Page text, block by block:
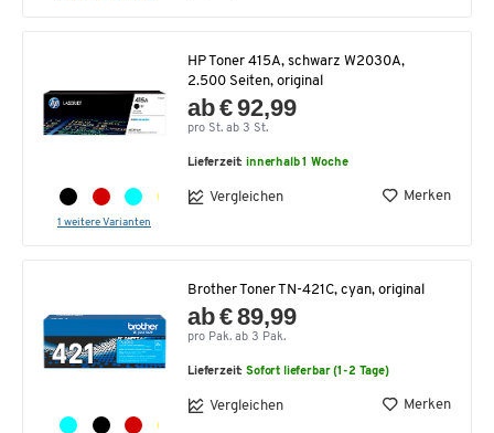
1 weitere Varianten
HP Toner 415A, schwarz W2030A,
2.500 Seiten, original
ab € 92,99
pro St. ab 3 St.
Lieferzeit:innerhalb 1 Woche
Vergleichen Merken
Brother Toner TN-421C, cyan, original
ab € 89,99
pro Pak. ab 3 Pak.
Lieferzeit:Sofort lieferbar (1-2 Tage)
Vergleichen Merken